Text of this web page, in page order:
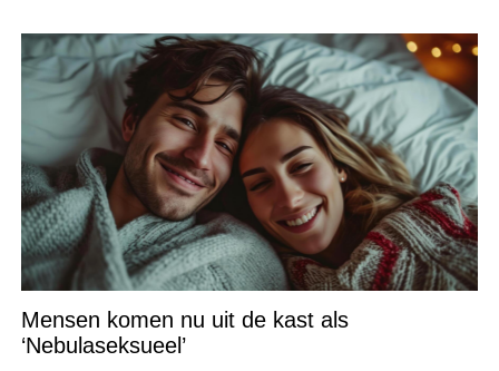
Mensen komen nu uit de kast als
‘Nebulaseksueel’